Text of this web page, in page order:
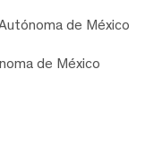
de México
de México